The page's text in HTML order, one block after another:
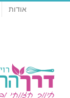
דלג
אודות